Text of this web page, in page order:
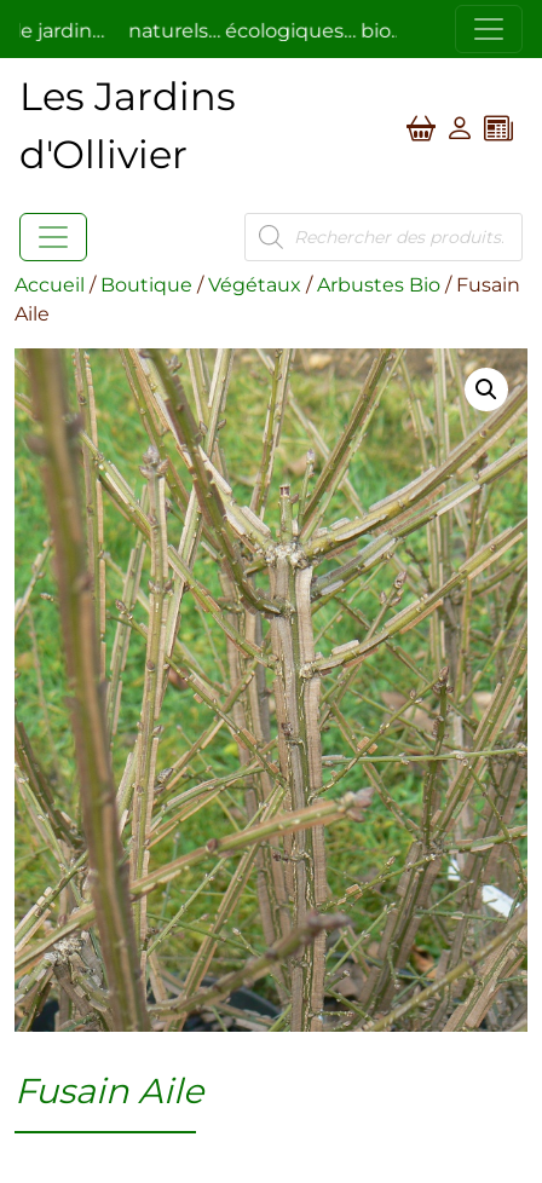
naturels… écologiques… bio… respectueux de
Les Jardins
d'Ollivier
Recherche
de
produits
Accueil / Boutique /Végétaux /Arbustes Bio / Fusain
Aile
Fusain Aile